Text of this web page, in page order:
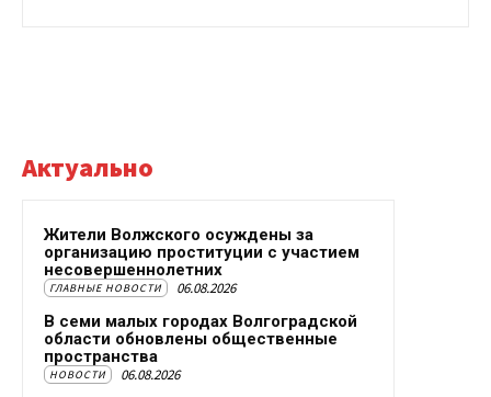
Актуально
Жители Волжского осуждены за
организацию проституции с участием
несовершеннолетних
ГЛАВНЫЕ НОВОСТИ 06.08.2026
В семи малых городах Волгоградской
области обновлены общественные
пространства
НОВОСТИ 06.08.2026